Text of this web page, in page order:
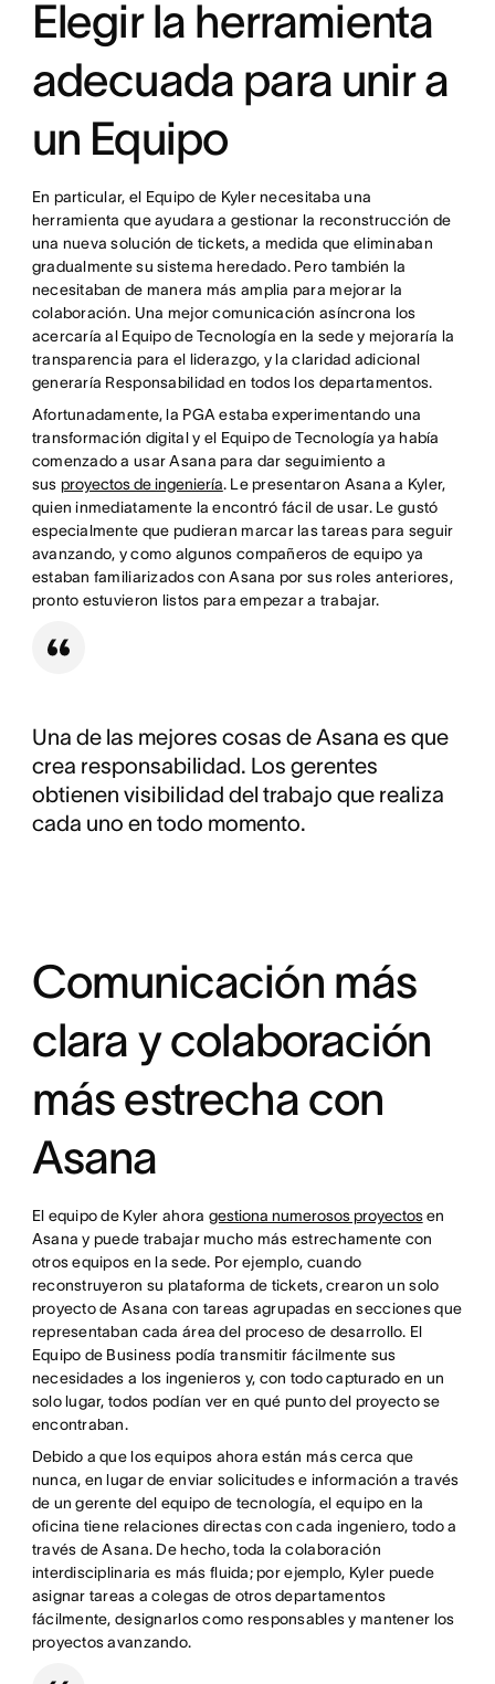
Elegir la herramienta
adecuada para unir a
un Equipo
En particular, el Equipo de Kyler necesitaba una
herramienta que ayudara a gestionar la reconstrucción de
una nueva solución de tickets, a medida que eliminaban
gradualmente su sistema heredado. Pero también la
necesitaban de manera más amplia para mejorar la
colaboración. Una mejor comunicación asíncrona los
acercaría al Equipo de Tecnología en la sede y mejoraría la
transparencia para el liderazgo, y la claridad adicional
generaría Responsabilidad en todos los departamentos.
Afortunadamente, la PGA estaba experimentando una
transformación digital y el Equipo de Tecnología ya había
comenzado a usar Asana para dar seguimiento a
sus proyectos de ingeniería. Le presentaron Asana a Kyler,
quien inmediatamente la encontró fácil de usar. Le gustó
especialmente que pudieran marcar las tareas para seguir
avanzando, y como algunos compañeros de equipo ya
estaban familiarizados con Asana por sus roles anteriores,
pronto estuvieron listos para empezar a trabajar.
Una de las mejores cosas de Asana es que
crea responsabilidad. Los gerentes
obtienen visibilidad del trabajo que realiza
cada uno en todo momento.
Comunicación más
clara y colaboración
más estrecha con
Asana
El equipo de Kyler ahora gestiona numerosos proyectosen
Asana y puede trabajar mucho más estrechamente con
otros equipos en la sede. Por ejemplo, cuando
reconstruyeron su plataforma de tickets, crearon un solo
proyecto de Asana con tareas agrupadas en secciones que
representaban cada área del proceso de desarrollo. El
Equipo de Business podía transmitir fácilmente sus
necesidades a los ingenieros y, con todo capturado en un
solo lugar, todos podían ver en qué punto del proyecto se
encontraban.
Debido a que los equipos ahora están más cerca que
nunca, en lugar de enviar solicitudes e información a través
de un gerente del equipo de tecnología, el equipo en la
oficina tiene relaciones directas con cada ingeniero, todo a
través de Asana. De hecho, toda la colaboración
interdisciplinaria es más fluida; por ejemplo, Kyler puede
asignar tareas a colegas de otros departamentos
fácilmente, designarlos como responsables y mantener los
proyectos avanzando.